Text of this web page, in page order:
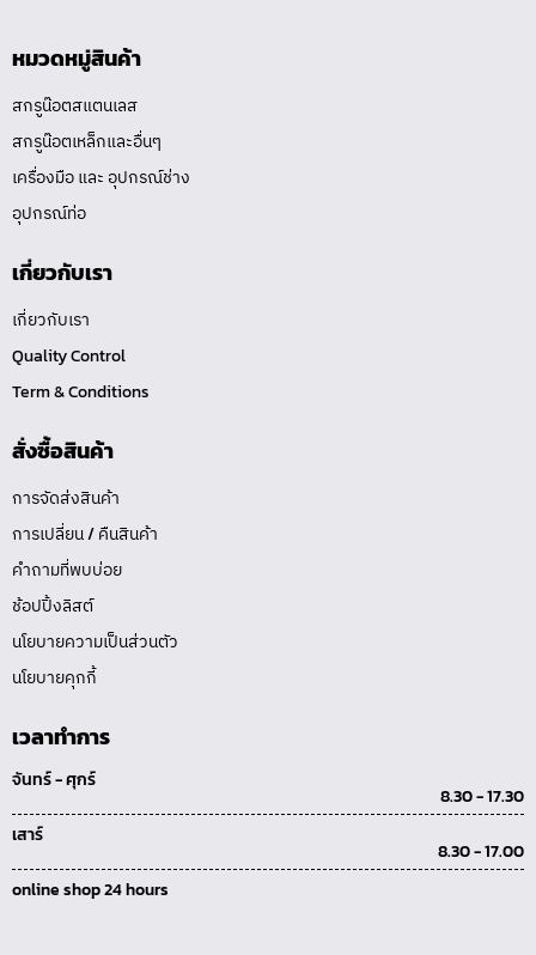
หมวดหมู่สินค้า
สกรูน๊อตสแตนเลส
สกรูน๊อตเหล็กและอื่นๆ
เครื่องมือ และ อุปกรณ์ช่าง
อุปกรณ์ท่อ
เกี่ยวกับเรา
เกี่ยวกับเรา
Quality Control
Term & Conditions
สั่งซื้อสินค้า
การจัดส่งสินค้า
การเปลี่ยน / คืนสินค้า
คำถามที่พบบ่อย
ช้อปปิ้งลิสต์
นโยบายความเป็นส่วนตัว
นโยบายคุกกี้
เวลาทำการ
จันทร์ - ศุกร์
8.30 - 17.30
เสาร์
8.30 - 17.00
online shop 24 hours